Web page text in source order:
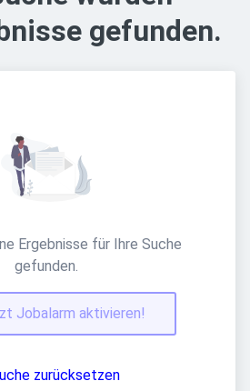
gefunden.
Ergebnisse für Ihre Suche
gefunden.
Jobalarm aktivieren!
zurücksetzen